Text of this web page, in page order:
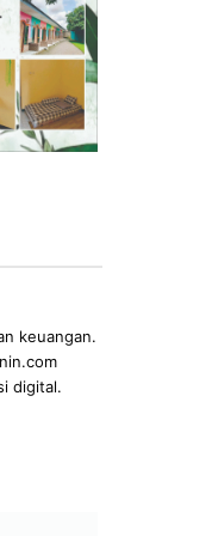
keuangan.
digital.